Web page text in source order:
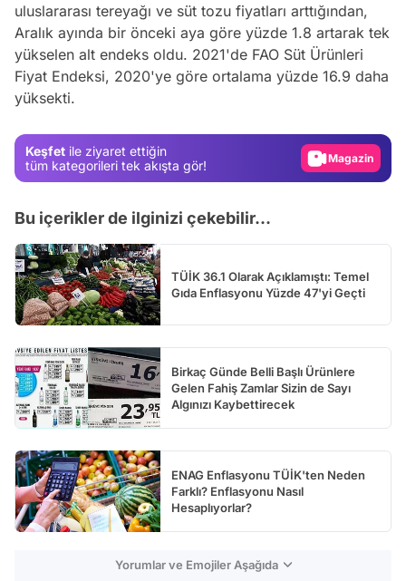
uluslararası tereyağı ve süt tozu fiyatları arttığından,
Aralık ayında bir önceki aya göre yüzde 1.8 artarak tek
yükselen alt endeks oldu. 2021'de FAO Süt Ürünleri
Fiyat Endeksi, 2020'ye göre ortalama yüzde 16.9 daha
yüksekti.
Keşfet ile ziyaret ettiğin
tüm kategorileri tek akışta gör!
Video
Magazin
Bu içerikler de ilginizi çekebilir...
TÜİK 36.1 Olarak Açıklamıştı: Temel
Gıda Enflasyonu Yüzde 47'yi Geçti
Birkaç Günde Belli Başlı Ürünlere
Gelen Fahiş Zamlar Sizin de Sayı
Algınızı Kaybettirecek
ENAG Enflasyonu TÜİK'ten Neden
Farklı? Enflasyonu Nasıl
Hesaplıyorlar?
Yorumlar ve Emojiler Aşağıda